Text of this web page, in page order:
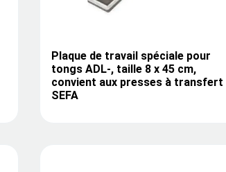
Plaque de travail spéciale pour
tongs ADL-, taille 8 x 45 cm,
convient aux presses à transfert
SEFA